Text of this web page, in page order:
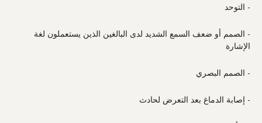
- التوحد
- الصمم أو ضعف السمع الشديد لدى البالغين الذين يستعملون لغة
الإشارة
- الصمم البصري
- إصابة الدماغ بعد التعرض لحادث